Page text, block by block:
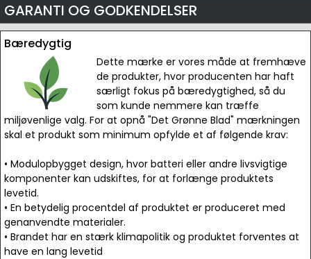
GARANTI OG GODKENDELSER
Bæredygtig
Dette mærke er vores måde at fremhæve
de produkter, hvor producenten har haft
særligt fokus på bæredygtighed, så du
som kunde nemmere kan træffe
miljøvenlige valg. For at opnå "Det Grønne Blad" mærkningen
skal et produkt som minimum opfylde et af følgende krav:
• Modulopbygget design, hvor batteri eller andre livsvigtige
komponenter kan udskiftes, for at forlænge produktets
levetid.
• En betydelig procentdel af produktet er produceret med
genanvendte materialer.
• Brandet har en stærk klimapolitik og produktet forventes at
have en lang levetid